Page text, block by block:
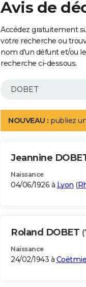
Avis de
Accédez gratuitement
votre recherche ou
nom d'un défunt et/ou
recherche ci-dessous.
NOUVEAU : publiez
Jeannine
Naissance
04/06/1926 à Lyon (
Roland DOBET
Naissance
24/02/1943 à